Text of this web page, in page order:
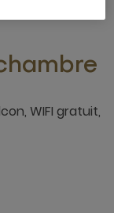
WIFI gratuit,